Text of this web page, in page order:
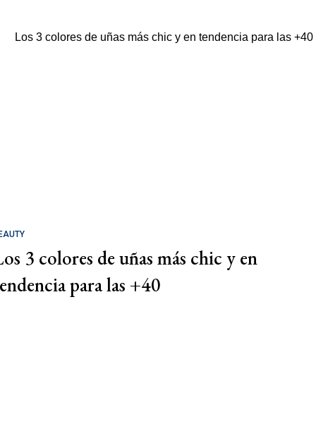
3 colores de uñas más chic y en
para las +40